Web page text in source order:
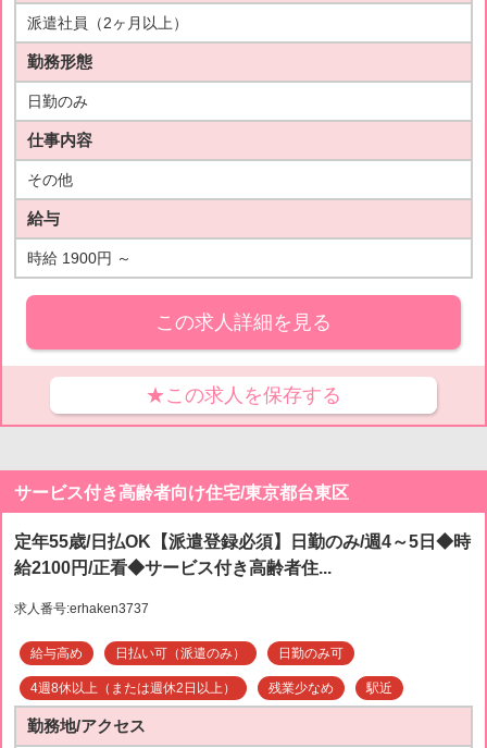
派遣社員（2ヶ月以上）
勤務形態
日勤のみ
仕事内容
その他
給与
時給 1900円 ～
この求人詳細を見る
★この求人を保存する
サービス付き高齢者向け住宅/東京都台東区
定年55歳/日払OK【派遣登録必須】日勤のみ/週4～5日◆時
給2100円/正看◆サービス付き高齢者住...
求人番号:erhaken3737
給与高め 日払い可（派遣のみ） 日勤のみ可
4週8休以上（または週休2日以上） 残業少なめ 駅近
勤務地/アクセス